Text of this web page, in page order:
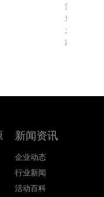
策
划
之
家
新闻资讯
企业动态
行业新闻
活动百科